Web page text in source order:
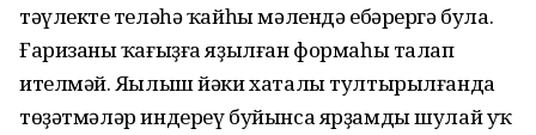
тәүлектең теләһә ҡайһы мәлендә ебәрергә була.
Ғаризаның ҡағыҙға яҙылған формаһы талап
ителмәй. Яңылыш йәки хаталы тултырылғанда
төҙәтмәләр индереү буйынса ярҙамды шулай уҡ